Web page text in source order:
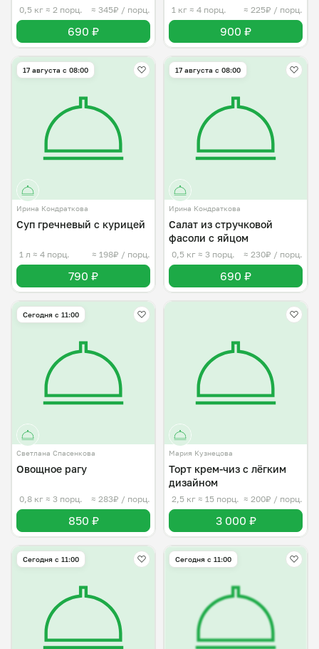
0,5 кг ≈ 2 порц. ≈ 345₽ / порц.
690 ₽
1 кг ≈ 4 порц. ≈ 225₽ / порц.
900 ₽
17 августа с 08:00
Ирина Кондраткова
Суп гречневый с курицей
1 л ≈ 4 порц. ≈ 198₽ / порц.
790 ₽
17 августа с 08:00
Ирина Кондраткова
Салат из стручковой
фасоли с яйцом
0,5 кг ≈ 3 порц. ≈ 230₽ / порц.
690 ₽
Сегодня с 11:00
Светлана Спасенкова
Овощное рагу
0,8 кг ≈ 3 порц. ≈ 283₽ / порц.
850 ₽
Мария Кузнецова
Торт крем-чиз с лёгким
дизайном
2,5 кг ≈ 15 порц. ≈ 200₽ / порц.
3 000 ₽
Сегодня с 11:00 Сегодня с 11:00